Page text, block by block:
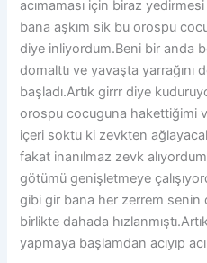
acımaması için biraz
bana aşkım sik bu orospu
diye inliyordum.Beni bir anda
domalttı ve yavaşta yarrağını
başladı.Artık girrr diye
orospu cocuguna hakettiğimi
içeri soktu ki zevkten
fakat inanılmaz zevk
götümü genişletmeye
gibi gir bana her zerrem
birlikte dahada
yapmaya başlamdan acıyıp